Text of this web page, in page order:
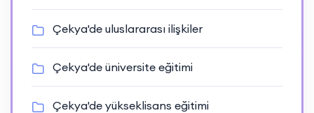
Çekya'de uluslararası ilişkiler
Çekya'de üniversite eğitimi
Çekya'de yükseklisans eğitimi